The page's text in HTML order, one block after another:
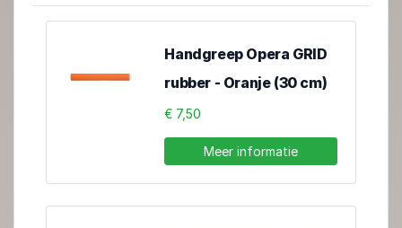
Handgreep Opera GRID
rubber - Oranje (30 cm)
€ 7,50
Meer informatie